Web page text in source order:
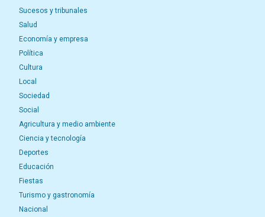
Sucesos y tribunales
Salud
Economía y empresa
Política
Cultura
Local
Sociedad
Social
Agricultura y medio ambiente
Ciencia y tecnología
Deportes
Educación
Fiestas
Turismo y gastronomía
Nacional